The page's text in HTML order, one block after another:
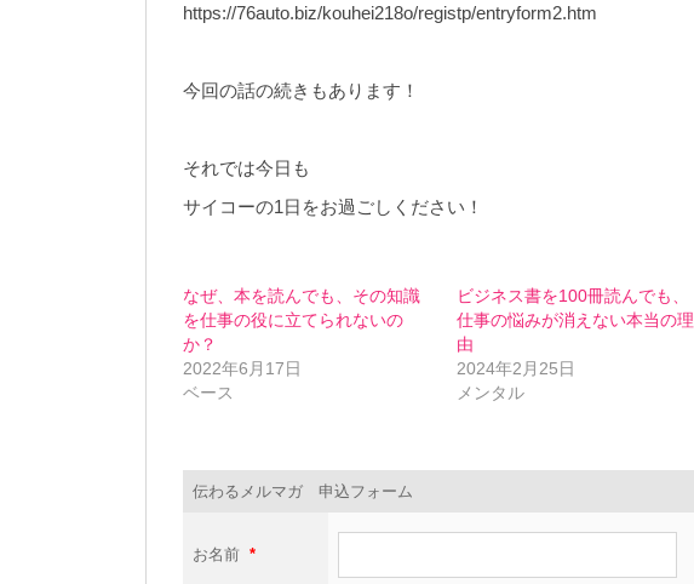
https://76auto.biz/kouhei218o/registp/entryform2.htm
今回の話の続きもあります！
それでは今日も
サイコーの1日をお過ごしください！
なぜ、本を読んでも、その知識
を仕事の役に立てられないの
か？
2022年6月17日
ベース
ビジネス書を100冊読んでも、
仕事の悩みが消えない本当の理
由
2024年2月25日
メンタル
伝わるメルマガ 申込フォーム
お名前 *